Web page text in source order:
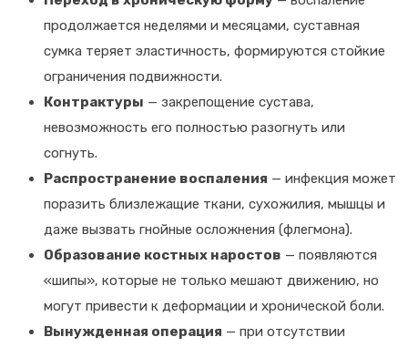
продолжается неделями и месяцами, суставная
сумка теряет эластичность, формируются стойкие
ограничения подвижности.
Контрактуры — закрепощение сустава,
невозможность его полностью разогнуть или
согнуть.
Распространение воспаления — инфекция может
поразить близлежащие ткани, сухожилия, мышцы и
даже вызвать гнойные осложнения (флегмона).
Образование костных наростов — появляются
«шипы», которые не только мешают движению, но
могут привести к деформации и хронической боли.
Вынужденная операция — при отсутствии